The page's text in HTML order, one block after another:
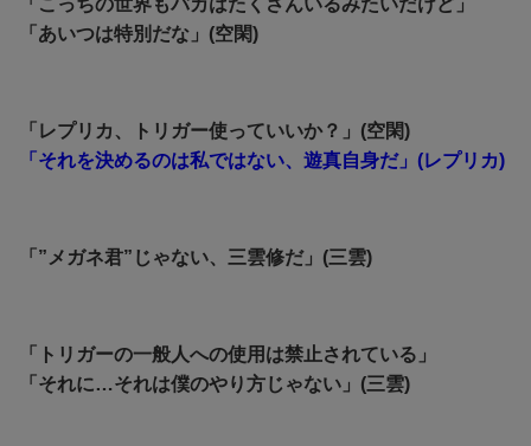
「こっちの世界もバカはたくさんいるみたいだけど」
「あいつは特別だな」(空閑)
「レプリカ、トリガー使っていいか？」(空閑)
「それを決めるのは私ではない、遊真自身だ」(レプリカ)
「”メガネ君”じゃない、三雲修だ」(三雲)
「トリガーの一般人への使用は禁止されている」
「それに…それは僕のやり方じゃない」(三雲)